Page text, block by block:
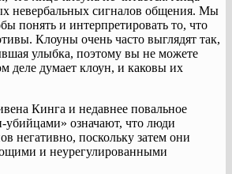
невербальных сигналов общения. Мы
понять и интерпретировать то, что
Клоуны очень часто выглядят так,
улыбка, поэтому вы не можете
деле думает клоун, и каковы их
Кинга и недавнее повальное
убийцами» означают, что люди
негативно, поскольку затем они
и неурегулированными